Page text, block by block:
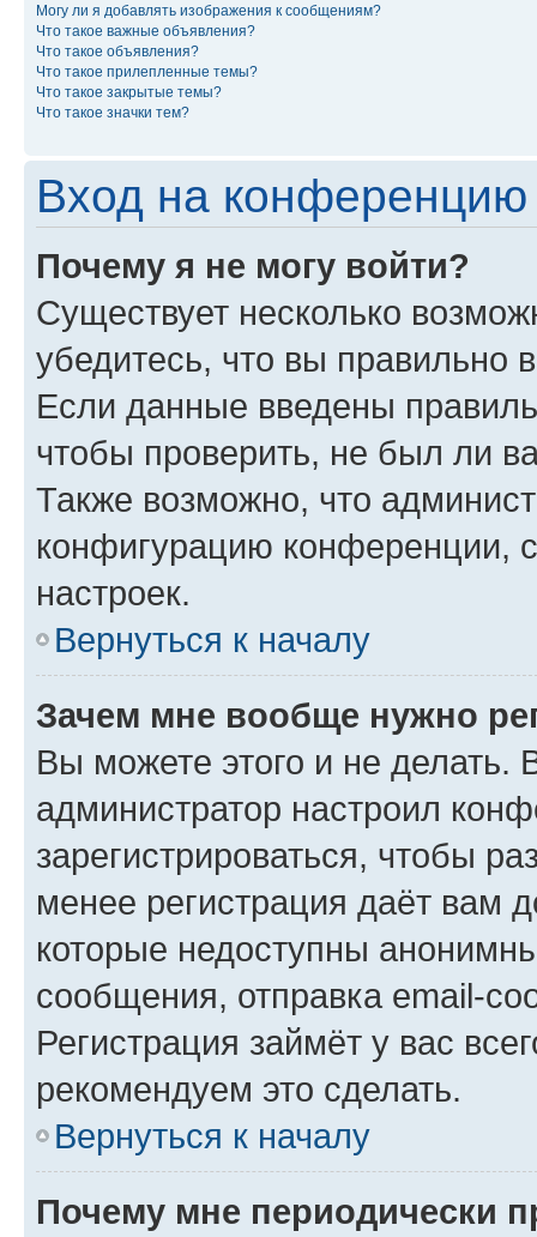
Могу ли я добавлять изображения к сообщениям?
Что такое важные объявления?
Что такое объявления?
Что такое прилепленные темы?
Что такое закрытые темы?
Что такое значки тем?
Вход на конференцию
Почему я не могу войти?
Существует несколько
убедитесь, что вы правильно
Если данные введены
чтобы проверить, не был ли
Также возможно, что
конфигурацию конференции,
настроек.
Вернуться к началу
Зачем мне вообще нужно
Вы можете этого и не делать.
администратор настроил
зарегистрироваться, чтобы
менее регистрация даёт вам
которые недоступны
сообщения, отправка email-
Регистрация займёт у вас
рекомендуем это сделать.
Вернуться к началу
Почему мне периодически